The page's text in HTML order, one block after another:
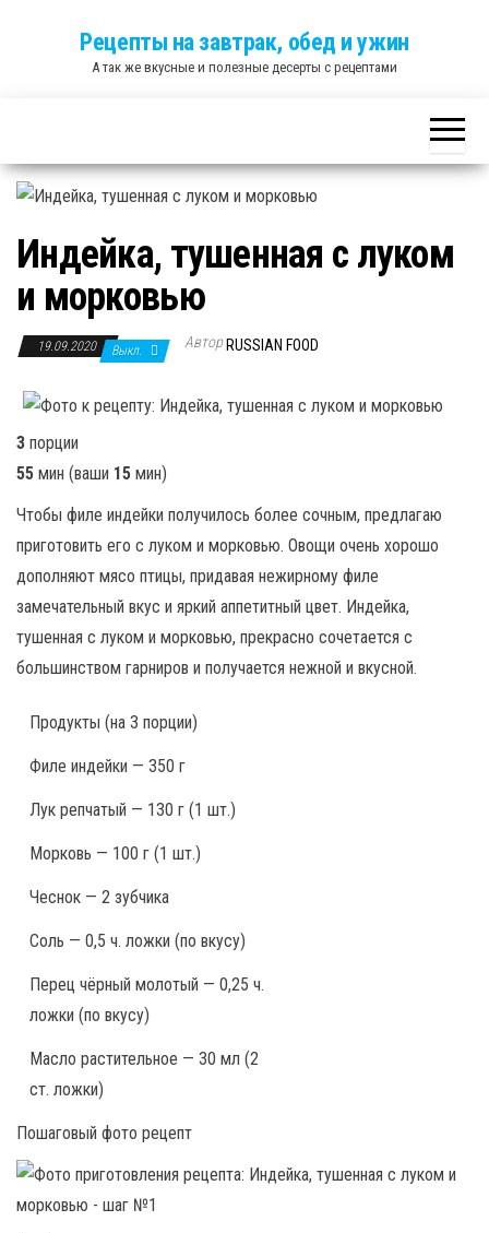
Рецепты на завтрак, обед и ужин
А так же вкусные и полезные десерты с рецептами
Индейка, тушенная с луком
и морковью
19.09.2020 Выкл. Автор RUSSIAN FOOD
3 порции
55 мин (ваши 15 мин)
Чтобы филе индейки получилось более сочным, предлагаю
приготовить его с луком и морковью. Овощи очень хорошо
дополняют мясо птицы, придавая нежирному филе
замечательный вкус и яркий аппетитный цвет. Индейка,
тушенная с луком и морковью, прекрасно сочетается с
большинством гарниров и получается нежной и вкусной.
Продукты (на 3 порции)
Филе индейки — 350 г
Лук репчатый — 130 г (1 шт.)
Морковь — 100 г (1 шт.)
Чеснок — 2 зубчика
Соль — 0,5 ч. ложки (по вкусу)
Перец чёрный молотый — 0,25 ч.
ложки (по вкусу)
Масло растительное — 30 мл (2
ст. ложки)
Пошаговый фото рецепт